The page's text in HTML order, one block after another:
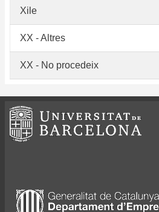
Xile
XX - Altres
XX - No procedeix